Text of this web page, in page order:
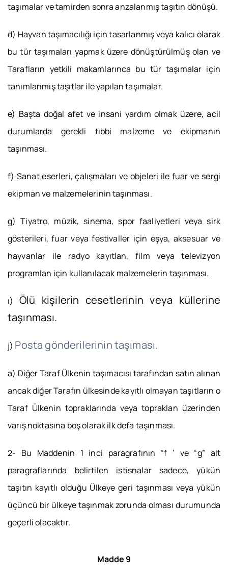
taşımalar ve tamirden sonra anzalanmış taşıtın dönüşü.
d) Hayvan taşımacılığı için tasarlanmış veya kalıcı olarak
bu tür taşımaları yapmak üzere dönüştürülmüş olan ve
Tarafların yetkili makamlarınca bu tür taşımalar için
tanımlanmış taşıtlar ile yapılan taşımalar.
e) Başta doğal afet ve insani yardım olmak üzere, acil
durumlarda gerekli tıbbi malzeme ve ekipmanın
taşınması.
f) Sanat eserleri, çalışmaları ve objeleri ile fuar ve sergi
ekipman ve malzemelerinin taşınması.
g) Tiyatro, müzik, sinema, spor faaliyetleri veya sirk
gösterileri, fuar veya festivaller için eşya, aksesuar ve
hayvanlar ile radyo kayıtlan, film veya televizyon
programlan için kullanılacak malzemelerin taşınması.
ı) Ölü kişilerin cesetlerinin veya küllerine
taşınması.
j) Posta gönderilerinin taşıması.
a) Diğer Taraf Ülkenin taşımacısı tarafından satın alınan
ancak diğer Tarafın ülkesinde kayıtlı olmayan taşıtların o
Taraf Ülkenin topraklarında veya topraklan üzerinden
varış noktasına boş olarak ilk defa taşınması.
2- Bu Maddenin 1 inci paragrafının “f ’ ve “g” alt
paragraflarında belirtilen istisnalar sadece, yükün
taşıtın kayıtlı olduğu Ülkeye geri taşınması veya yükün
üçüncü bir ülkeye taşınmak zorunda olması durumunda
geçerli olacaktır.
Madde 9